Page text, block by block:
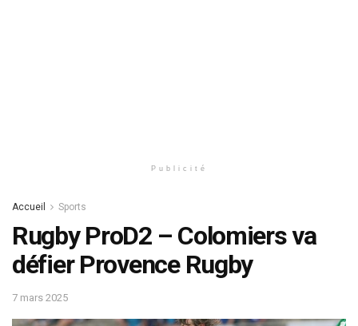
Publicité
Accueil Sports
Rugby ProD2 – Colomiers va
défier Provence Rugby
7 mars 2025